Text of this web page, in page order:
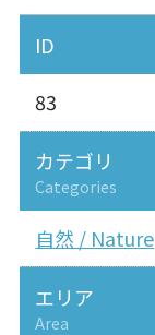
ID
83
カテゴリ
Categories
自然 / Nature
エリア
Area